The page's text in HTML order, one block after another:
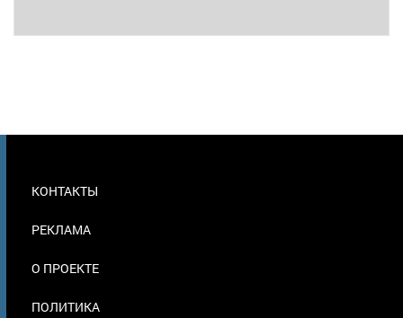
В
КОНТАКТЫ
РЕКЛАМА
О ПРОЕКТЕ
ПОЛИТИКА